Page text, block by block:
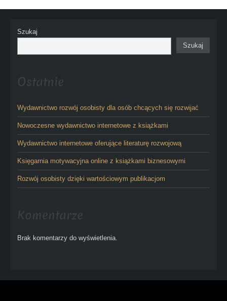
Szukaj
Szukaj
Ostatnie
Wydawnictwo rozwój osobisty dla osób chcących się rozwijać
Nowoczesne wydawnictwo internetowe z książkami
Wydawnictwo internetowe oferujące literaturę rozwojową
Księgarnia motywacyjna online z książkami biznesowymi
Rozwój osobisty dzięki wartościowym publikacjom
Komentarze
Brak komentarzy do wyświetlenia.